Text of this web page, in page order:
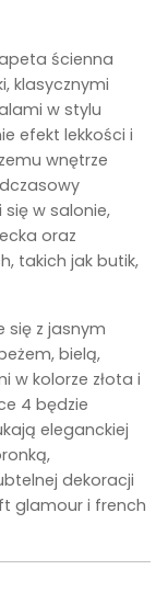
ścienna
klasycznymi
w stylu
efekt lekkości i
wnętrze
w salonie,
oraz
takich jak butik,
się z jasnym
bielą,
kolorze złota i
4 będzie
eleganckiej
dekoracji
glamour i french